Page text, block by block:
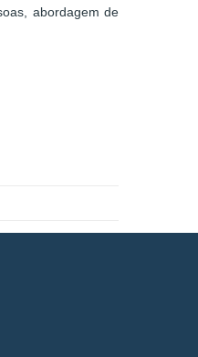
abordagem de